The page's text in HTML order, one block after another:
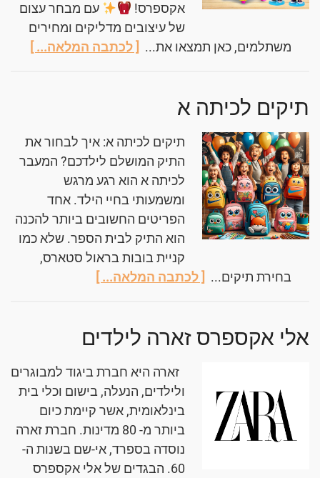
אקספרס!
עם מבחר עצום
של עיצובים מדליקים ומחירים
משתלמים, כאן תמצאו את... [ לכתבה המלאה... ]
תיקים לכיתה א
תיקים לכיתה א: איך לבחור את
התיק המושלם לילדכם? המעבר
לכיתה א הוא רגע מרגש
ומשמעותי בחיי הילד. אחד
הפריטים החשובים ביותר להכנה
הוא התיק לבית הספר. שלא כמו
קניית בובות בראול סטארס,
בחירת תיקים... [ לכתבה המלאה... ]
אלי אקספרס זארה לילדים
זארה היא חברת ביגוד למבוגרים
ולילדים, הנעלה, בישום וכלי בית
בינלאומית, אשר קיימת כיום
ביותר מ- 80 מדינות. חברת זארה
נוסדה בספרד, אי-שם בשנות ה-
60. הבגדים של אלי אקספרס